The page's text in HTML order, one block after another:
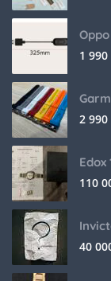
1 990
2 990
Edox
110
40